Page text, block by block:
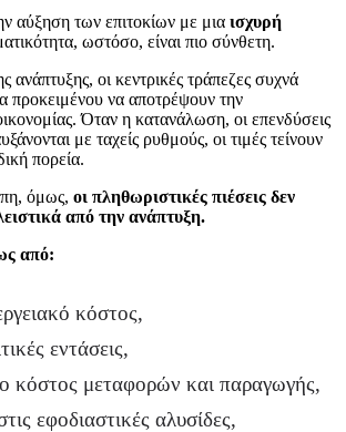
αύξηση των επιτοκίων με μια ισχυρή
ωστόσο, είναι πιο σύνθετη.
ανάπτυξης, οι κεντρικές τράπεζες συχνά
προκειμένου να αποτρέψουν την
Όταν η κατανάλωση, οι επενδύσεις
με ταχείς ρυθμούς, οι τιμές τείνουν
πορεία.
όμως, οι πληθωριστικές πιέσεις δεν
από την ανάπτυξη.
από:
κόστος,
εντάσεις,
κόστος μεταφορών και παραγωγής,
εφοδιαστικές αλυσίδες,